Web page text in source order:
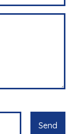
Send